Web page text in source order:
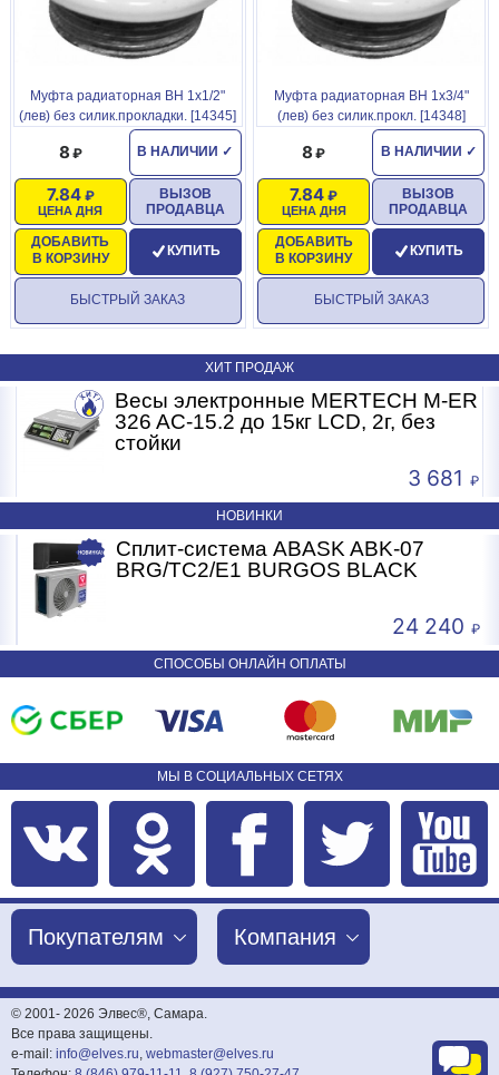
Муфта радиаторная ВН 1x1/2"
(лев) без силик.прокладки. [14345]
В НАЛИЧИИ ✓
8
ЦЕНА ДНЯ
7.84
ДОБАВИТЬ
В КОРЗИНУ
ВЫЗОВ
ПРОДАВЦА
КУПИТЬ
БЫСТРЫЙ ЗАКАЗ
Муфта радиаторная ВН 1x3/4"
(лев) без силик.прокл. [14348]
В НАЛИЧИИ ✓
8
ЦЕНА ДНЯ
7.84
ДОБАВИТЬ
В КОРЗИНУ
ВЫЗОВ
ПРОДАВЦА
КУПИТЬ
БЫСТРЫЙ ЗАКАЗ
ХИТ ПРОДАЖ
Весы электронные MERTECH M-ER
326 AC-15.2 до 15кг LCD, 2г, без
стойки
3 681
НОВИНКИ
Сплит-система ABASK ABK-07
BRG/TC2/E1 BURGOS BLACK
24 240
СПОСОБЫ ОНЛАЙН ОПЛАТЫ
МЫ В СОЦИАЛЬНЫХ СЕТЯХ
Покупателям Компания
© 2001- 2026 Элвес®, Самара.
Все права защищены.
e-mail: info@elves.ru, webmaster@elves.ru